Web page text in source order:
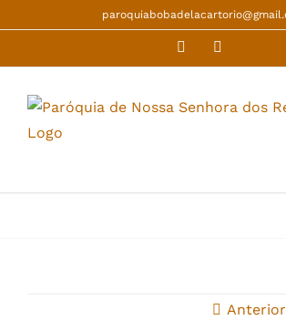
content
Facebook
Anterior